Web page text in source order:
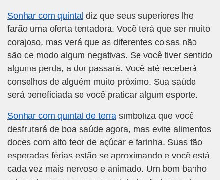
Sonhar com quintal diz que seus superiores lhe
farão uma oferta tentadora. Você terá que ser muito
corajoso, mas verá que as diferentes coisas não
são de modo algum negativas. Se você tiver sentido
alguma perda, a dor passará. Você até receberá
conselhos de alguém muito próximo. Sua saúde
será beneficiada se você praticar algum esporte.
Sonhar com quintal de terra simboliza que você
desfrutará de boa saúde agora, mas evite alimentos
doces com alto teor de açúcar e farinha. Suas tão
esperadas férias estão se aproximando e você está
cada vez mais nervoso e animado. Um bom banho